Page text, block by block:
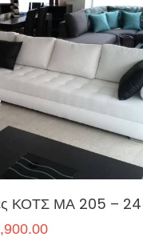
ΚΟΤΣ ΜΑ 205 – 24